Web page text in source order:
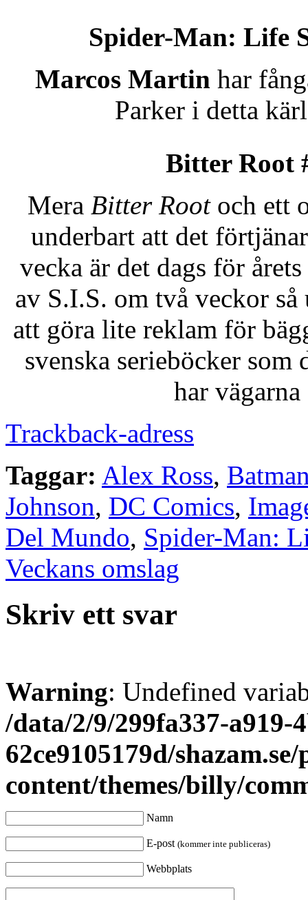
Spider-Man: Life
Marcos Martin har
Parker i detta
Bitter Root
Mera Bitter Rootoch ett
underbart att det
vecka är det dags för
av S.I.S. om två veckor så
att göra lite reklam för
svenska serieböcker
har
Trackback-adress
Taggar: Alex Ross,
Johnson, DC Comics,
Del Mundo, Spider-Man:
Veckans omslag
Skriv ett svar
Warning: Undefined
/data/2/9/299fa337-a919-
62ce9105179d/
content/themes/billy/
Namn
E-post (kommer inte publiceras)
Webbplats